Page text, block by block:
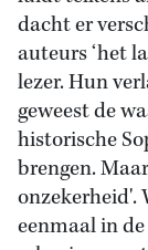
dacht er
auteurs ‘het
lezer. Hun
geweest de
historische
brengen.
onzekerheid'.
eenmaal in